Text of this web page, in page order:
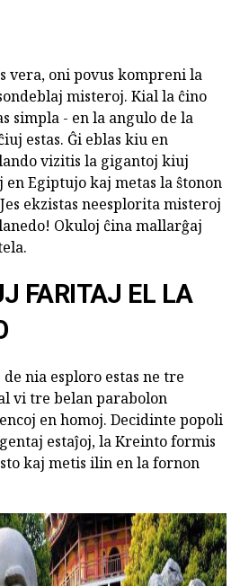
vera, oni povus kompreni la
misteroj. Kial la ĉino
simpla - en la angulo de la
estas. Ĝi eblas kiu en
vizitis la gigantoj kiuj
Egiptujo kaj metas la ŝtonon
ekzistas neesplorita misteroj
Okuloj ĉina mallarĝaj
FARITAJ EL LA
nia esploro estas ne tre
vi tre belan parabolon
en homoj. Decidinte popoli
estaĵoj, la Kreinto formis
kaj metis ilin en la fornon